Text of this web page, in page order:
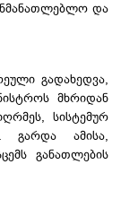
და
გადახედვა,
მხრიდან
სისტემურ
გარდა ამისა,
განათლების